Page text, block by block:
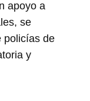
apoyo a
se
policías de
y